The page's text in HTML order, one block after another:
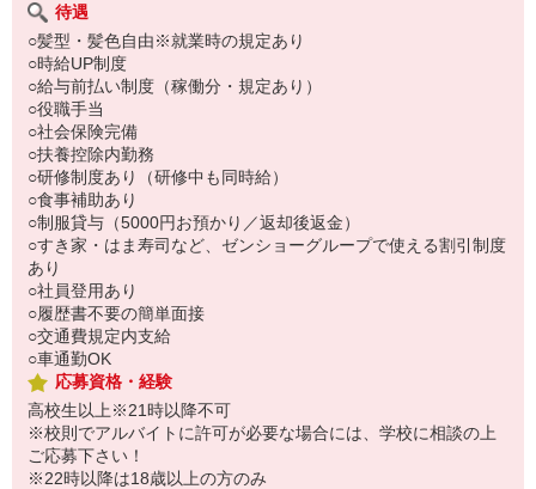
待遇
○髪型・髪色自由※就業時の規定あり
○時給UP制度
○給与前払い制度（稼働分・規定あり）
○役職手当
○社会保険完備
○扶養控除内勤務
○研修制度あり（研修中も同時給）
○食事補助あり
○制服貸与（5000円お預かり／返却後返金）
○すき家・はま寿司など、ゼンショーグループで使える割引制度
あり
○社員登用あり
○履歴書不要の簡単面接
○交通費規定内支給
○車通勤OK
応募資格・経験
高校生以上※21時以降不可
※校則でアルバイトに許可が必要な場合には、学校に相談の上
ご応募下さい！
※22時以降は18歳以上の方のみ